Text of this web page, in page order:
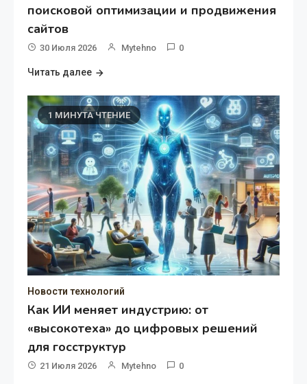
поисковой оптимизации и продвижения
сайтов
30 Июля 2026 Mytehno 0
Читать далее
1 МИНУТА ЧТЕНИЕ
Новости технологий
Как ИИ меняет индустрию: от
«высокотеха» до цифровых решений
для госструктур
21 Июля 2026 Mytehno 0